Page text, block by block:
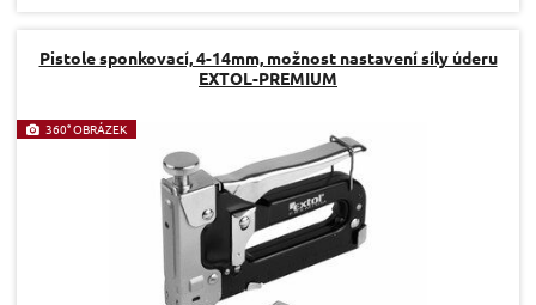
Pistole sponkovací, 4-14mm, možnost nastavení síly úderu
EXTOL-PREMIUM
360° OBRÁZEK